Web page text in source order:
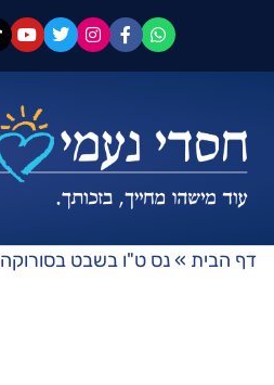
דף הבית »נס ט"ו בשבט בסורוקה